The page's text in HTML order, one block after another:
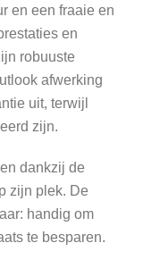
en een fraaie en
en
robuuste
afwerking
uit, terwijl
zijn.
dankzij de
zijn plek. De
handig om
te besparen.